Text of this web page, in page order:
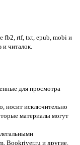
fb2, rtf, txt, epub, mobi и
читалок.
для просмотра
носит исключительно
материалы могут
Bookriver.ru и другие.